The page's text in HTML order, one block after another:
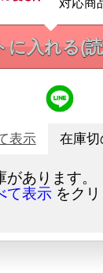
に入れる(
表示 在庫切
あります。
て表示 をク